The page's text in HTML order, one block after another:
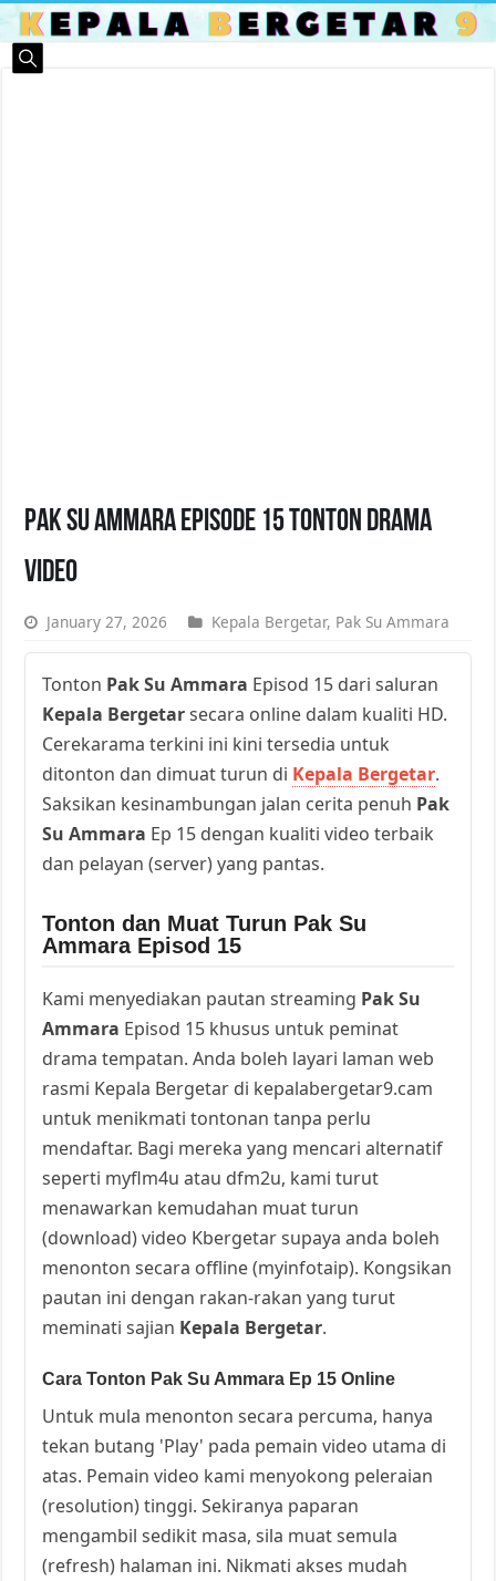
Pak Su Ammara Episode 15 Tonton Drama
Video
January 27, 2026 Kepala Bergetar, Pak Su Ammara
Tonton Pak Su Ammara Episod 15 dari saluran
Kepala Bergetarsecara online dalam kualiti HD.
Cerekarama terkini ini kini tersedia untuk
ditonton dan dimuat turun di Kepala Bergetar.
Saksikan kesinambungan jalan cerita penuh Pak
Su Ammara Ep 15 dengan kualiti video terbaik
dan pelayan (server) yang pantas.
Tonton dan Muat Turun Pak Su
Ammara Episod 15
Kami menyediakan pautan streaming Pak Su
Ammara Episod 15 khusus untuk peminat
drama tempatan. Anda boleh layari laman web
rasmi Kepala Bergetar di kepalabergetar9.cam
untuk menikmati tontonan tanpa perlu
mendaftar. Bagi mereka yang mencari alternatif
seperti myflm4u atau dfm2u, kami turut
menawarkan kemudahan muat turun
(download) video Kbergetar supaya anda boleh
menonton secara offline (myinfotaip). Kongsikan
pautan ini dengan rakan-rakan yang turut
meminati sajian Kepala Bergetar.
Cara Tonton Pak Su Ammara Ep 15 Online
Untuk mula menonton secara percuma, hanya
tekan butang 'Play' pada pemain video utama di
atas. Pemain video kami menyokong peleraian
(resolution) tinggi. Sekiranya paparan
mengambil sedikit masa, sila muat semula
(refresh) halaman ini. Nikmati akses mudah